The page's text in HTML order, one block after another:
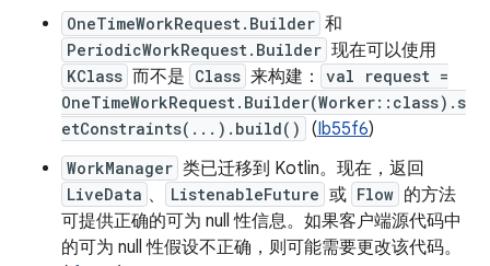
OneTimeWorkRequest.Builder 和
PeriodicWorkRequest.Builder 现在可以使用
KClass 而不是 Class 来构建：
val request =
OneTimeWorkRequest.Builder(Worker::class).s
etConstraints(...).build()
(Ib55f6)
WorkManager 类已迁移到 Kotlin。现在，返回
LiveData 、 ListenableFuture 或 Flow 的方法
可提供正确的可为 null 性信息。如果客户端源代码中
的可为 null 性假设不正确，则可能需要更改该代码。